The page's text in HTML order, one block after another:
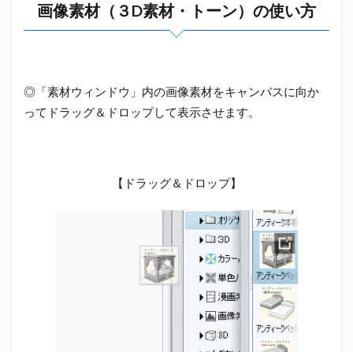
画像素材（３D素材・トーン）の使い方
◎「素材ウィンドウ」内の画像素材をキャンバスに向か
ってドラッグ＆ドロップして表示させます。
【ドラッグ＆ドロップ】